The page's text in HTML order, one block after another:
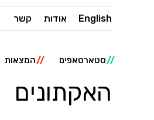
English אודות קשר
סטארטאפים המצאות
האקתונים